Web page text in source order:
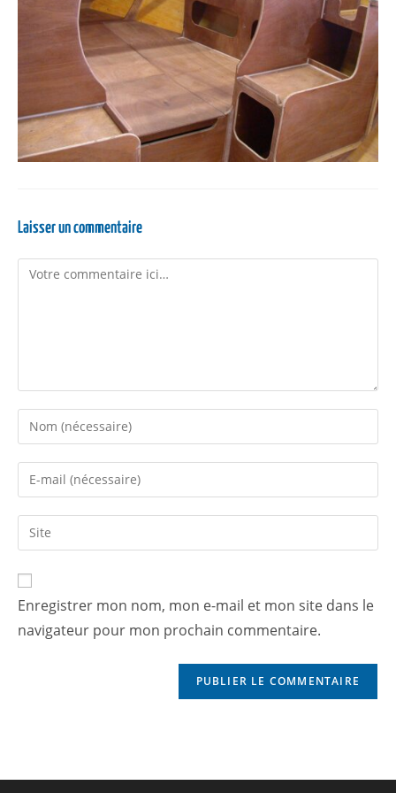
Laisser un commentaire
Enregistrer mon nom, mon e-mail et mon site dans le
navigateur pour mon prochain commentaire.